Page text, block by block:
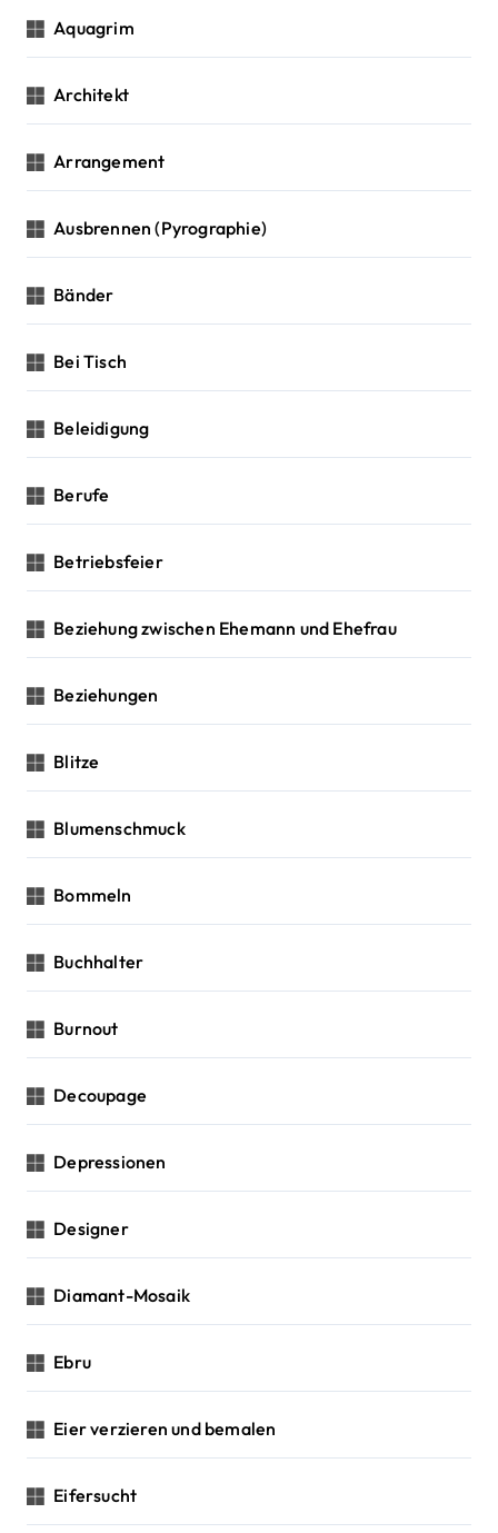
Aquagrim
Architekt
Arrangement
Ausbrennen (Pyrographie)
Bänder
Bei Tisch
Beleidigung
Berufe
Betriebsfeier
Beziehung zwischen Ehemann und Ehefrau
Beziehungen
Blitze
Blumenschmuck
Bommeln
Buchhalter
Burnout
Decoupage
Depressionen
Designer
Diamant-Mosaik
Ebru
Eier verzieren und bemalen
Eifersucht